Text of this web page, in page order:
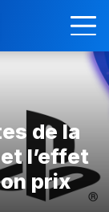
de la
l’effet
prix